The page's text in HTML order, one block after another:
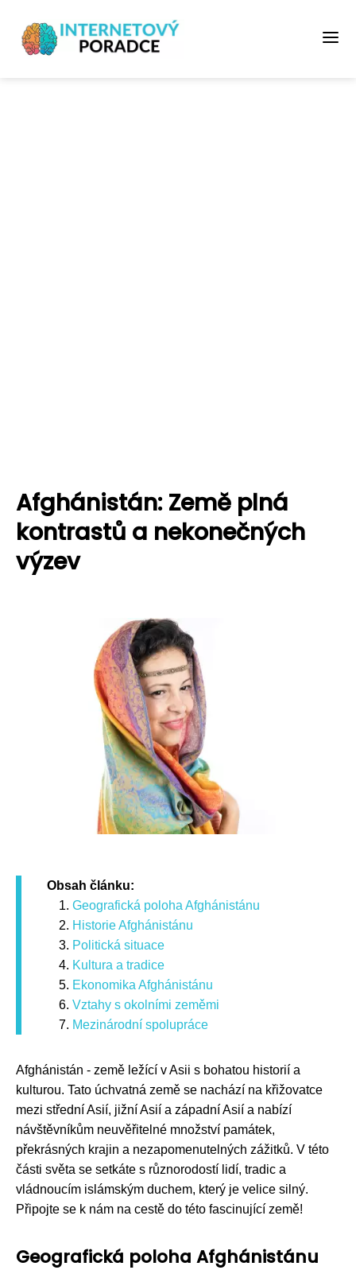
Afghánistán: Země plná
kontrastů a nekonečných
výzev
Obsah článku:
Geografická poloha Afghánistánu
Historie Afghánistánu
Politická situace
Kultura a tradice
Ekonomika Afghánistánu
Vztahy s okolními zeměmi
Mezinárodní spolupráce
Afghánistán - země ležící v Asii s bohatou historií a
kulturou. Tato úchvatná země se nachází na křižovatce
mezi střední Asií, jižní Asií a západní Asií a nabízí
návštěvníkům neuvěřitelné množství památek,
překrásných krajin a nezapomenutelných zážitků. V této
části světa se setkáte s různorodostí lidí, tradic a
vládnoucím islámským duchem, který je velice silný.
Připojte se k nám na cestě do této fascinující země!
Geografická poloha Afghánistánu